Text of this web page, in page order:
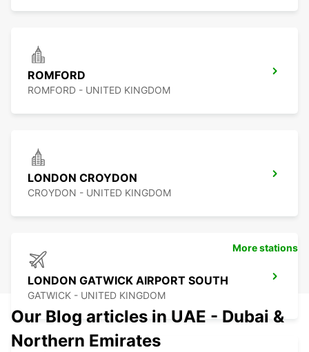
ROMFORD
ROMFORD - UNITED KINGDOM
LONDON CROYDON
CROYDON - UNITED KINGDOM
LONDON GATWICK AIRPORT SOUTH
GATWICK - UNITED KINGDOM
More stations
Our Blog articles in UAE - Dubai &
Northern Emirates